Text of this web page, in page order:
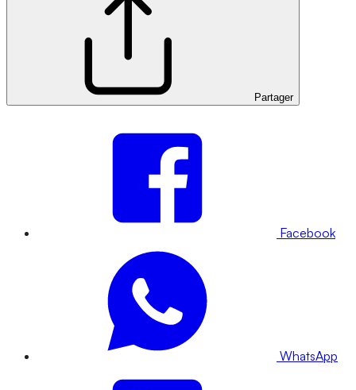
Partager
Facebook
WhatsApp